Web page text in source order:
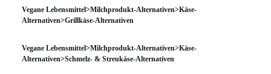
Vegane Lebensmittel>Milchprodukt-Alternativen>Käse-
Alternativen>Grillkäse-Alternativen
Vegane Lebensmittel>Milchprodukt-Alternativen>Käse-
Alternativen>Schmelz- & Streukäse-Alternativen